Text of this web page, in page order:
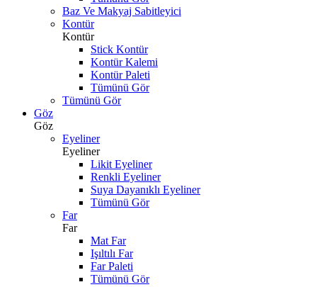
Baz Ve Makyaj Sabitleyici
Kontür
Kontür
Stick Kontür
Kontür Kalemi
Kontür Paleti
Tümünü Gör
Tümünü Gör
Göz
Göz
Eyeliner
Eyeliner
Likit Eyeliner
Renkli Eyeliner
Suya Dayanıklı Eyeliner
Tümünü Gör
Far
Far
Mat Far
Işıltılı Far
Far Paleti
Tümünü Gör